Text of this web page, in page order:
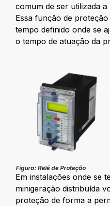
comum de ser utilizada a
Essa função de
tempo definido onde se
o tempo de atuação da
Figura: Relé de Proteção
Em instalações onde se
minigeração distribuída
proteção de forma a